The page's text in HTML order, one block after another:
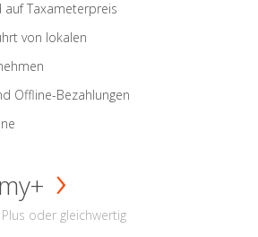
auf Taxameterpreis
von lokalen
Offline-Bezahlungen
oder gleichwertig